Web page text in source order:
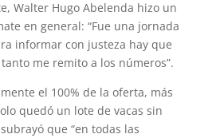
Walter Hugo Abelenda hizo un
en general: “Fue una jornada
informar con justeza hay que
me remito a los números”.
el 100% de la oferta, más
quedó un lote de vacas sin
que “en todas las